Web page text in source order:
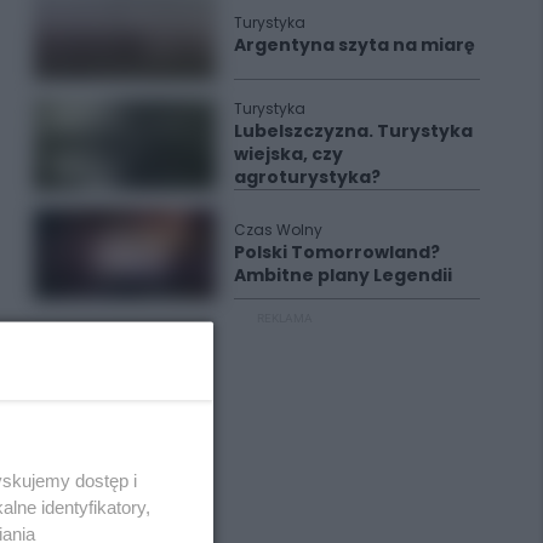
Turystyka
Argentyna szyta na miarę
Turystyka
Lubelszczyzna. Turystyka
wiejska, czy
agroturystyka?
Czas Wolny
Polski Tomorrowland?
Ambitne plany Legendii
dostęp i
identyfikatory,